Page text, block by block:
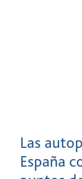
Las
España